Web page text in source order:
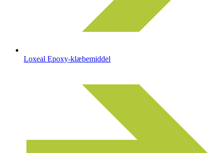
Loxeal Epoxy-klæbemiddel